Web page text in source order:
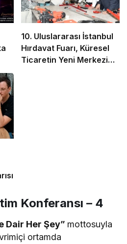
10. Uluslararası İstanbul
Hırdavat Fuarı, Küresel
Ticaretin Yeni Merkezi
Konferansı – 4
Dair Her Şey” mottosuyla
ortamda